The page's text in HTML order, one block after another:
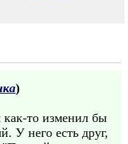
)
как-то изменил бы
У него есть друг,